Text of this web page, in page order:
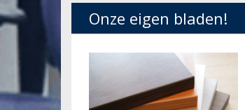
Onze eigen bladen!